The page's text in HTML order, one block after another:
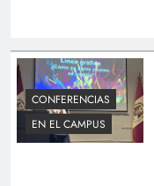
CONFERENCIAS
EN EL CAMPUS